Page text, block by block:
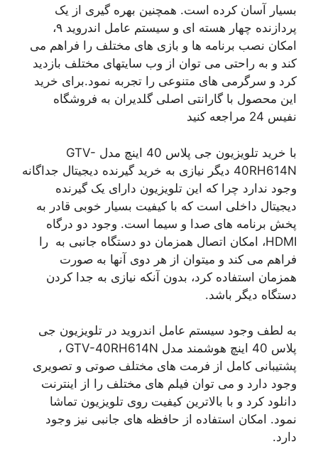
بسیار آسان کرده است. همچنین بهره گیری از یک
پردازنده چهار هسته ای و سیستم عامل اندروید ۹،
امکان نصب برنامه ها و بازی های مختلف را فراهم می
کند و به راحتی می توان از وب سایتهای مختلف بازدید
کرد و سرگرمی های متنوعی را تجربه نمود.برای خرید
این محصول با گارانتی اصلی گلدیران به فروشگاه
نفیس 24 مراجعه کنید
با خرید تلویزیون جی پلاس 40 اینچ مدل GTV-
40RH614N دیگر نیازی به خرید گیرنده دیجیتال جداگانه
وجود ندارد چرا که این تلویزیون دارای یک گیرنده
دیجیتال داخلی است که با کیفیت بسیار خوبی قادر به
پخش برنامه های صدا و سیما است. وجود دو درگاه
HDMI، امکان اتصال همزمان دو دستگاه جانبی به را
فراهم می کند و میتوان از هر دوی آنها به صورت
همزمان استفاده کرد، بدون آنکه نیازی به جدا کردن
دستگاه دیگر باشد.
به لطف وجود سیستم عامل اندروید در تلویزیون جی
پلاس 40 اینچ هوشمند مدل GTV-40RH614N ،
پشتیبانی کامل از فرمت های مختلف صوتی و تصویری
وجود دارد و می توان فیلم های مختلف را از اینترنت
دانلود کرد و با بالاترین کیفیت روی تلویزیون تماشا
نمود. امکان استفاده از حافظه های جانبی نیز وجود
دارد.